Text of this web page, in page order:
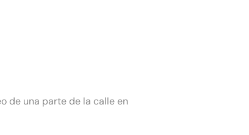
de una parte de la calle en